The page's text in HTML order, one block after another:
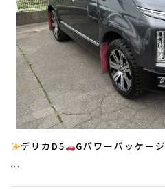
デリカD5 Gパワーパッケージ
…